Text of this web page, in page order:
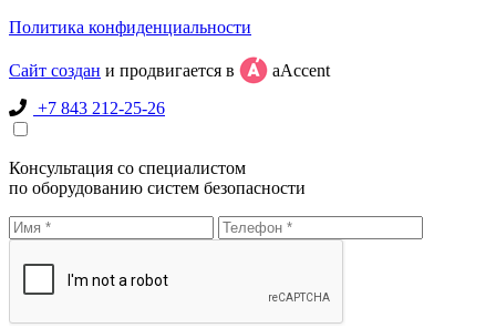
Политика конфиденциальности
Сайт создан и продвигается в
aAccent
+7 843 212-25-26
Консультация со специалистом
по оборудованию систем безопасности